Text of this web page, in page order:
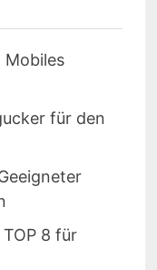
Mobiles
für den
8 für